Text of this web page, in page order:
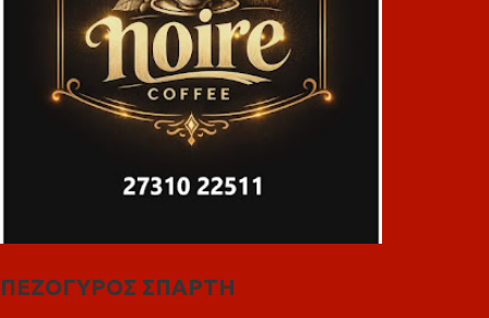
ΠΕΖΟΓΥΡΟΣ ΣΠΑΡΤΗ